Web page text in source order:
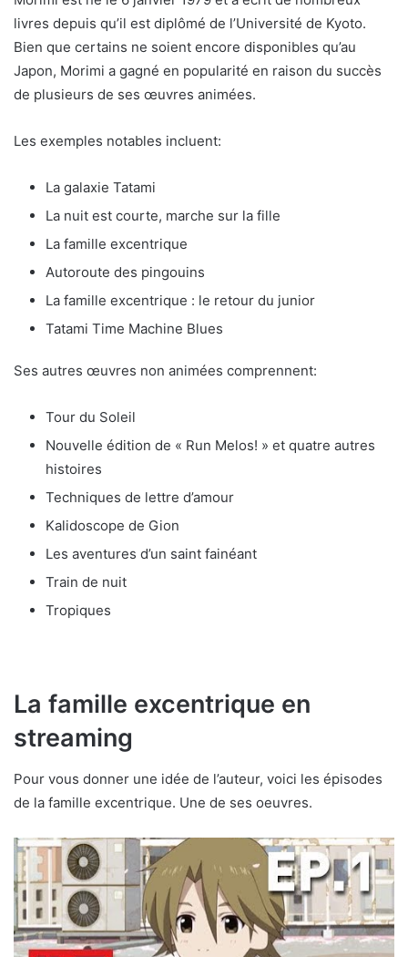
livres depuis qu’il est diplômé de l’Université de Kyoto.
Bien que certains ne soient encore disponibles qu’au
Japon, Morimi a gagné en popularité en raison du succès
de plusieurs de ses œuvres animées.
Les exemples notables incluent:
La galaxie Tatami
La nuit est courte, marche sur la fille
La famille excentrique
Autoroute des pingouins
La famille excentrique : le retour du junior
Tatami Time Machine Blues
Ses autres œuvres non animées comprennent:
Tour du Soleil
Nouvelle édition de « Run Melos! » et quatre autres
histoires
Techniques de lettre d’amour
Kalidoscope de Gion
Les aventures d’un saint fainéant
Train de nuit
Tropiques
La famille excentrique en
streaming
Pour vous donner une idée de l’auteur, voici les épisodes
de la famille excentrique. Une de ses oeuvres.